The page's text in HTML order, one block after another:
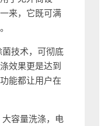
来，它既可满
技术，可彻底
效果更是达到
能都让用户在
容量洗涤，电